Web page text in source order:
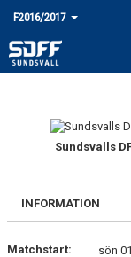
F2016/2017
NYHETER
MATCHER
TRUPPEN
Sundsvalls
INFORMATION
Matchstart:
sön